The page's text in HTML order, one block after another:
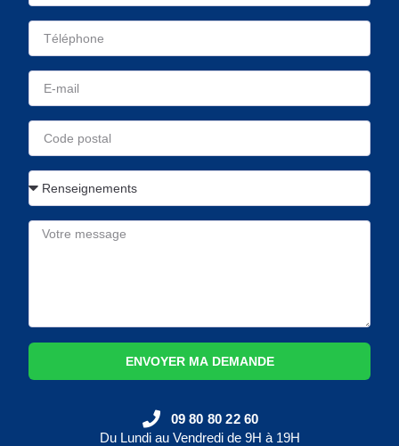
ENVOYER MA DEMANDE
09 80 80 22 60
Du Lundi au Vendredi de 9H à 19H